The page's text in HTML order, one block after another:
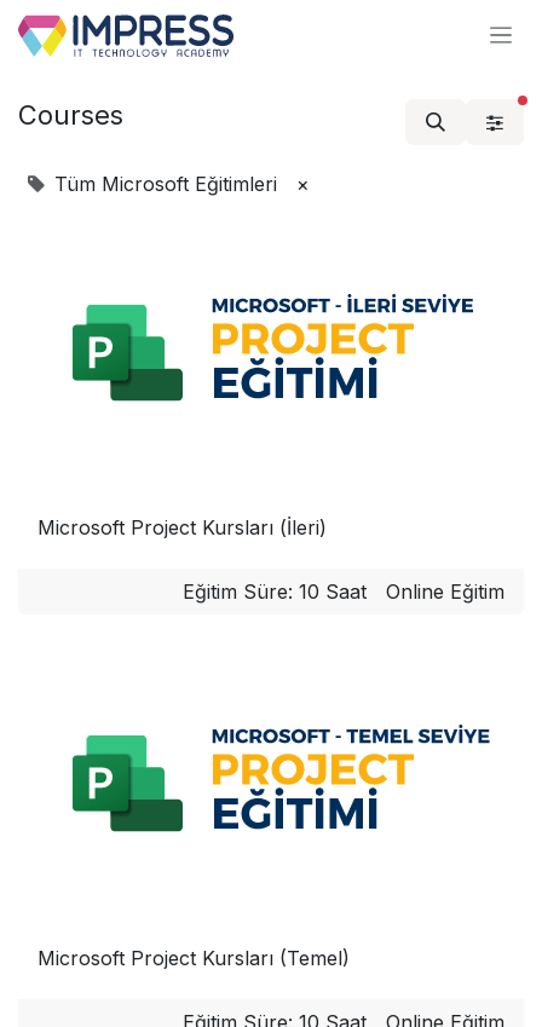
İçereği Atla
Courses
Tüm Microsoft Eğitimleri ×
Microsoft Project Kursları (İleri)
Eğitim Süre: 10 Saat Online Eğitim
Microsoft Project Kursları (Temel)